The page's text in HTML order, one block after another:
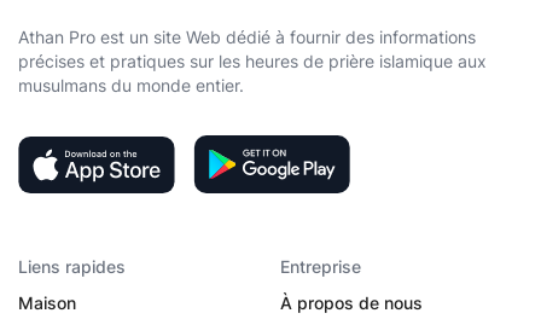
Athan Pro est un site Web dédié à fournir des informations
précises et pratiques sur les heures de prière islamique aux
musulmans du monde entier.
Liens rapides
Maison
Entreprise
À propos de nous